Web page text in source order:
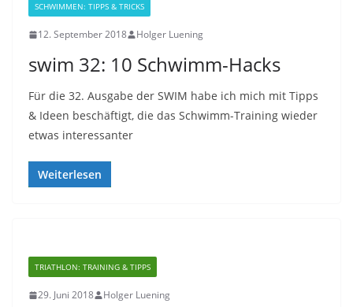
SCHWIMMEN: TIPPS & TRICKS
12. September 2018 Holger Luening
swim 32: 10 Schwimm-Hacks
Für die 32. Ausgabe der SWIM habe ich mich mit Tipps
& Ideen beschäftigt, die das Schwimm-Training wieder
etwas interessanter
Weiterlesen
TRIATHLON: TRAINING & TIPPS
29. Juni 2018 Holger Luening